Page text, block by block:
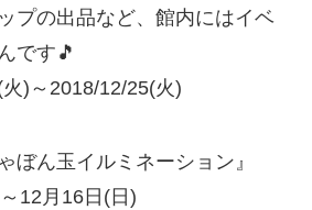
プの出品など、館内にはイベ
です🎵
)～2018/12/25(火)
ぼん玉イルミネーション』
12月16日(日)